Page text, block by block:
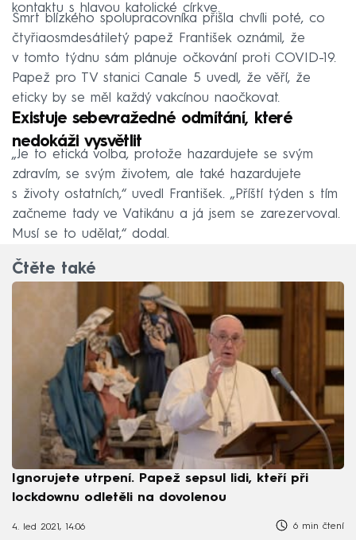
kontaktu s hlavou katolické církve.
Smrt blízkého spolupracovníka přišla chvíli poté, co
čtyřiaosmdesátiletý papež František oznámil, že
v tomto týdnu sám plánuje očkování proti COVID-19.
Papež pro TV stanici Canale 5 uvedl, že věří, že
eticky by se měl každý vakcínou naočkovat.
Existuje sebevražedné odmítání, které
nedokáži vysvětlit
„Je to etická volba, protože hazardujete se svým
zdravím, se svým životem, ale také hazardujete
s životy ostatních,“ uvedl František. „Příští týden s tím
začneme tady ve Vatikánu a já jsem se zarezervoval.
Musí se to udělat,“ dodal.
Čtěte také
Ignorujete utrpení. Papež sepsul lidi, kteří při
lockdownu odletěli na dovolenou
4. led 2021, 14:06 6 min čtení